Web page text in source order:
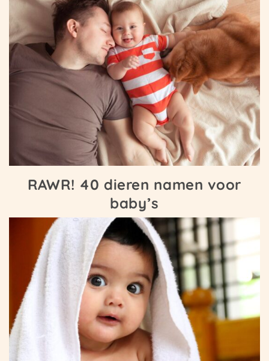
RAWR! 40 dieren namen voor
baby’s